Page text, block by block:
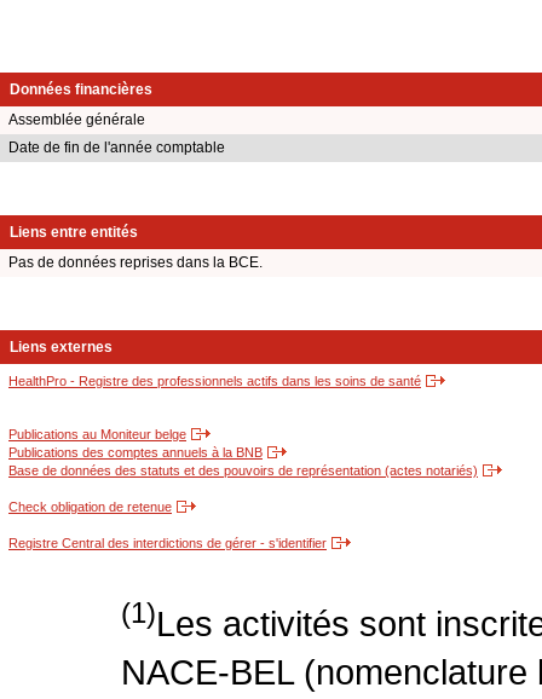
Données financières
Assemblée générale
Date de fin de l'année comptable
Liens entre entités
Pas de données reprises dans la BCE.
Liens externes
HealthPro - Registre des professionnels actifs dans les soins de santé
Publications au Moniteur belge
Publications des comptes annuels à la BNB
Base de données des statuts et des pouvoirs de représentation (actes notariés)
Check obligation de retenue
Registre Central des interdictions de gérer - s'identifier
(1)Les activités sont
NACE-BEL